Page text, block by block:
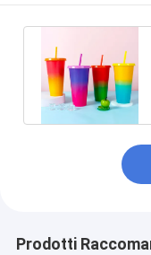
Prodotti